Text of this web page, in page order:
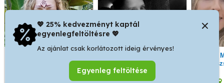
stresszoldó vagy frissítő-
svédmasszázs doTERRA
VIII. kerület
💖 25% kedvezményt kaptál
egyenlegfeltöltésre 💖
Az ajánlat csak korlátozott ideig érvényes!
Egyenleg feltöltése